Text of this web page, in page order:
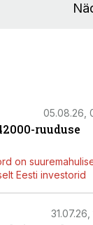
05.08.26,
ruuduse
on
Eesti investorid
31.07.26,